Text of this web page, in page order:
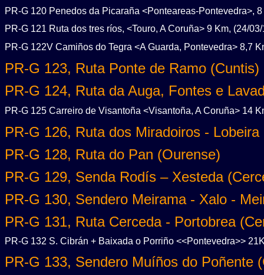
PR-G 120 Penedos da Picaraña <Ponteareas-Pontevedra>,
PR-G 121 Ruta dos tres ríos, <Touro, A Coruña> 9 Km, (24/
PR-G 122V Camiños do Tegra <A Guarda, Pontevedra> 8,7
PR-G 123, Ruta Ponte de Ramo (Cuntis)
PR-G 124, Ruta da Auga, Fontes e
PR-G 125 Carreiro de Visantoña <Visantoña, A Coruña> 14
PR-G 126, Ruta dos Miradoiros -
PR-G 128, Ruta do Pan (Ourense)
PR-G 129, Senda Rodís – Xesteda
PR-G 130, Sendero Meirama - Xalo -
PR-G 131, Ruta Cerceda - Portobrea
PR-G 132 S. Cibrán + Baixada o Porriño <<Pontevedra>>
PR-G 133, Sendero Muíños do Poñente